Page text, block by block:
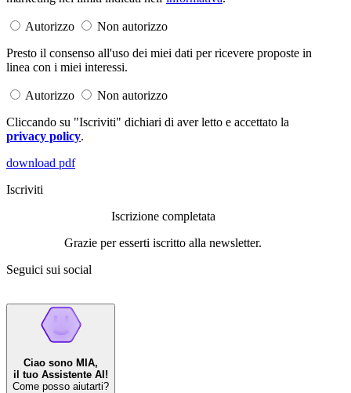
Autorizzo
Non autorizzo
Presto il consenso all'uso dei miei dati per ricevere proposte in
linea con i miei interessi.
Autorizzo
Non autorizzo
Cliccando su "Iscriviti" dichiari di aver letto e accettato la
privacy policy.
download pdf
Iscriviti
Iscrizione completata
Grazie per esserti iscritto alla newsletter.
Seguici sui social
Ciao sono MIA,
il tuo Assistente AI!
Come posso aiutarti?